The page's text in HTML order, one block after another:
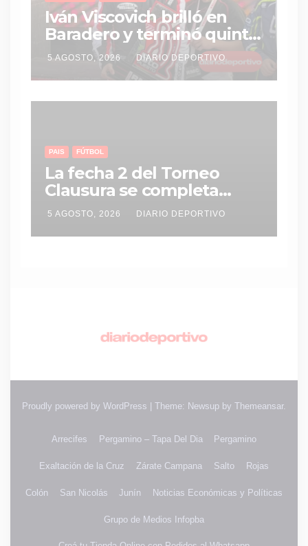
Iván Viscovich brilló en
Baradero y terminó quinto
en una final vibrante del
ROTAX
5 AGOSTO, 2026 DIARIO DEPORTIVO
PAIS FÚTBOL
La fecha 2 del Torneo
Clausura se completa
entre miércoles y jueves
con tres partidos clave
5 AGOSTO, 2026 DIARIO DEPORTIVO
Proudly powered by WordPress Theme: Newsup by Themeansar.
Arrecifes Pergamino – Tapa Del Dia Pergamino
Exaltación de la Cruz Zárate Campana Salto Rojas
Colón San Nicolás Junín Noticias Económicas y Políticas
Grupo de Medios Infopba